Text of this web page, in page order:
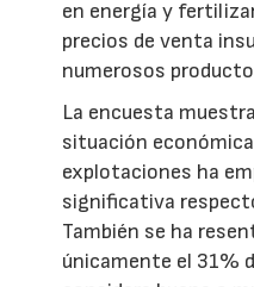
en energía y
precios de venta
numerosos
La encuesta
situación
explotaciones ha
significativa
También se ha
únicamente el 31%